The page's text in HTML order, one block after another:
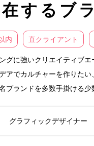
するブ
内 直クライアント
グに強いクリエイティブエ
アでカルチャーを作りた
ブランドを多数手掛ける少
グラフィックデザイナー